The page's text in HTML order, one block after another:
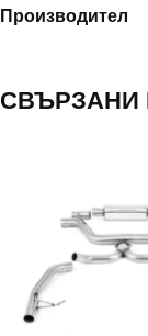
Производител
СВЪРЗАНИ